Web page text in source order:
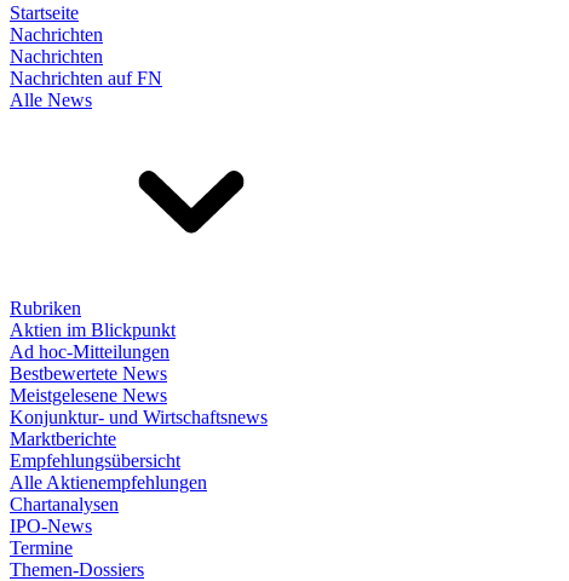
Startseite
Nachrichten
Nachrichten
Nachrichten auf FN
Alle News
Rubriken
Aktien im Blickpunkt
Ad hoc-Mitteilungen
Bestbewertete News
Meistgelesene News
Konjunktur- und Wirtschaftsnews
Marktberichte
Empfehlungsübersicht
Alle Aktienempfehlungen
Chartanalysen
IPO-News
Termine
Themen-Dossiers